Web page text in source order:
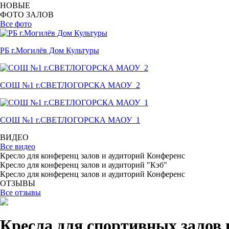
НОВЫЕ
ФОТО ЗАЛОВ
Все фото
РБ г.Могилёв Дом Культуры
СОШ №1 г.СВЕТЛОГОРСКА МАОУ_2
СОШ №1 г.СВЕТЛОГОРСКА МАОУ_1
ВИДЕО
Все видео
Кресло для конференц залов и аудиторий Конференс
Кресло для конференц залов и аудиторий "Кэб"
Кресло для конференц залов и аудиторий Конференс
ОТЗЫВЫ
Все отзывы